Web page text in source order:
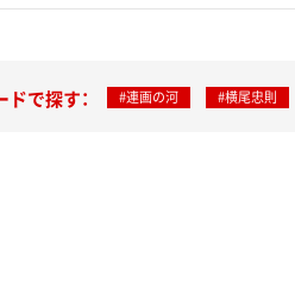
ドで探す： #連画の河 #横尾忠則